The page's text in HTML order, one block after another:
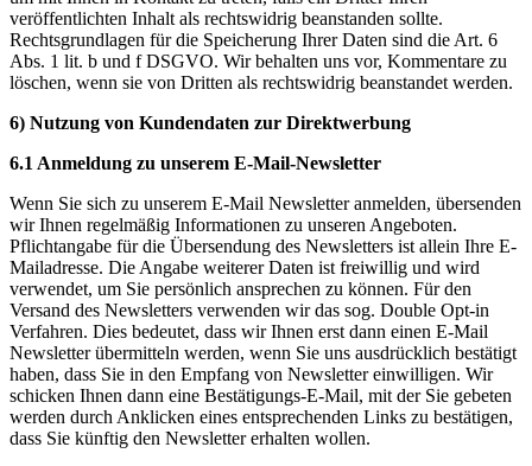
veröffentlichten Inhalt als rechtswidrig beanstanden sollte.
Rechtsgrundlagen für die Speicherung Ihrer Daten sind die Art. 6
Abs. 1 lit. b und f DSGVO. Wir behalten uns vor, Kommentare zu
löschen, wenn sie von Dritten als rechtswidrig beanstandet werden.
6) Nutzung von Kundendaten zur Direktwerbung
6.1 Anmeldung zu unserem E-Mail-Newsletter
Wenn Sie sich zu unserem E-Mail Newsletter anmelden, übersenden
wir Ihnen regelmäßig Informationen zu unseren Angeboten.
Pflichtangabe für die Übersendung des Newsletters ist allein Ihre E-
Mailadresse. Die Angabe weiterer Daten ist freiwillig und wird
verwendet, um Sie persönlich ansprechen zu können. Für den
Versand des Newsletters verwenden wir das sog. Double Opt-in
Verfahren. Dies bedeutet, dass wir Ihnen erst dann einen E-Mail
Newsletter übermitteln werden, wenn Sie uns ausdrücklich bestätigt
haben, dass Sie in den Empfang von Newsletter einwilligen. Wir
schicken Ihnen dann eine Bestätigungs-E-Mail, mit der Sie gebeten
werden durch Anklicken eines entsprechenden Links zu bestätigen,
dass Sie künftig den Newsletter erhalten wollen.